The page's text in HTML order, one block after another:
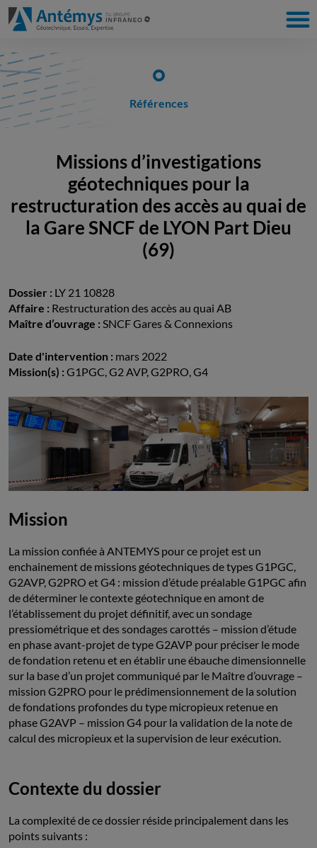
Références
Missions d’investigations
géotechniques pour la
restructuration des accès au quai de
la Gare SNCF de LYON Part Dieu
(69)
Dossier : LY 21 10828
Affaire : Restructuration des accès au quai AB
Maître d’ouvrage : SNCF Gares & Connexions
Date d'intervention : mars 2022
Mission(s) : G1PGC, G2 AVP, G2PRO, G4
Mission
La mission confiée à ANTEMYS pour ce projet est un
enchainement de missions géotechniques de types G1PGC,
G2AVP, G2PRO et G4 : mission d’étude préalable G1PGC afin
de déterminer le contexte géotechnique en amont de
l’établissement du projet définitif, avec un sondage
pressiométrique et des sondages carottés – mission d’étude
en phase avant-projet de type G2AVP pour préciser le mode
de fondation retenu et en établir une ébauche dimensionnelle
sur la base d’un projet communiqué par le Maître d’ouvrage –
mission G2PRO pour le prédimensionnement de la solution
de fondations profondes du type micropieux retenue en
phase G2AVP – mission G4 pour la validation de la note de
calcul des micropieux et la supervision de leur exécution.
Contexte du dossier
La complexité de ce dossier réside principalement dans les
points suivants :